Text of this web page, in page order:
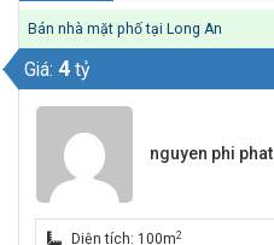
Bán nhà mặt phố tại Long An
Giá:4 tỷ
nguyen phi phat
Diện tích: 100m2